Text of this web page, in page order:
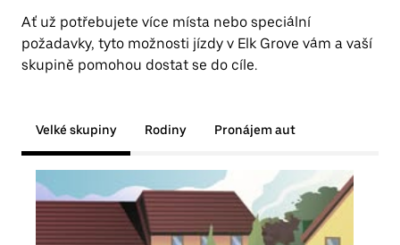
Ať už potřebujete více místa nebo speciální
požadavky, tyto možnosti jízdy v Elk Grove vám a vaší
skupině pomohou dostat se do cíle.
Velké skupiny Rodiny Pronájem aut